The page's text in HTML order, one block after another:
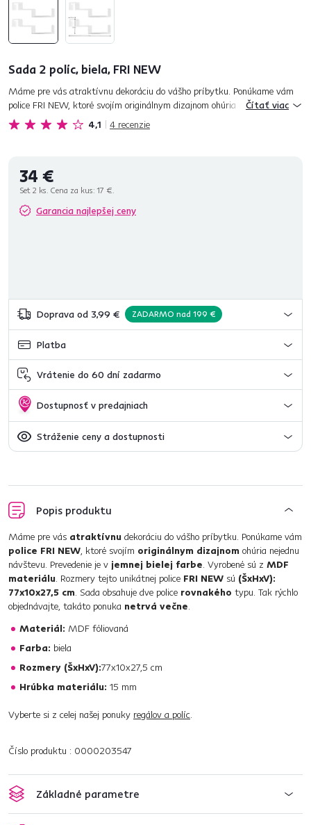
Sada 2 políc, biela, FRI NEW
4,1 4 recenzie
Máme pre vás atraktívnu dekoráciu do vášho príbytku. Ponúkame vám
police FRI NEW, ktoré svojím originálnym dizajnom ohúria nejednu
návštevu. Prevedenie je v jemnej bielej farbe. Vyrobené sú z MDF...
Čítať viac
34 €
Set 2 ks. Cena za kus: 17 €.
Garancia najlepšej ceny
Doprava od 3,99 € ZADARMO nad 199 €
Platba
Vrátenie do 60 dní zadarmo
Dostupnosť v predajniach
Stráženie ceny a dostupnosti
Popis produktu
Máme pre vás atraktívnu dekoráciu do vášho príbytku. Ponúkame vám
police FRI NEW, ktoré svojím originálnym dizajnom ohúria nejednu
návštevu. Prevedenie je v jemnej bielej farbe. Vyrobené sú z MDF
materiálu. Rozmery tejto unikátnej police FRI NEW sú (ŠxHxV):
77x10x27,5 cm. Sada obsahuje dve police rovnakého typu. Tak rýchlo
objednávajte, takáto ponuka netrvá večne.
Materiál: MDF fóliovaná
Farba: biela
Rozmery (ŠxHxV):77x10x27,5 cm
Hrúbka materiálu: 15 mm
Vyberte si z celej našej ponuky regálov a políc.
Číslo produktu : 0000203547
Základné parametre